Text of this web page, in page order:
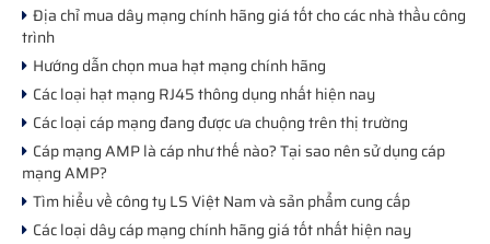
Địa chỉ mua dây mạng chính hãng giá tốt cho các nhà thầu công
trình
Hướng dẫn chọn mua hạt mạng chính hãng
Các loại hạt mạng RJ45 thông dụng nhất hiện nay
Các loại cáp mạng đang được ưa chuộng trên thị trường
Cáp mạng AMP là cáp như thế nào? Tại sao nên sử dụng cáp
mạng AMP?
Tìm hiểu về công ty LS Việt Nam và sản phẩm cung cấp
Các loại dây cáp mạng chính hãng giá tốt nhất hiện nay